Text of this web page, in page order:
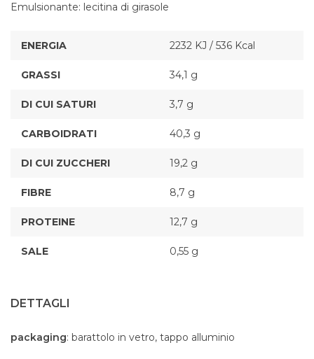
Emulsionante: lecitina di girasole
ENERGIA 2232 KJ / 536 Kcal
GRASSI 34,1 g
DI CUI SATURI 3,7 g
CARBOIDRATI 40,3 g
DI CUI ZUCCHERI 19,2 g
FIBRE 8,7 g
PROTEINE 12,7 g
SALE 0,55 g
DETTAGLI
packaging: barattolo in vetro, tappo alluminio